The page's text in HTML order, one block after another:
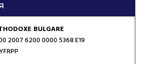
BULGARE
2007 6200 0000 5368 E19